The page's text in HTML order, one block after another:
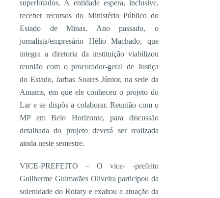
superlotados. A entidade espera, inclusive,
receber recursos do Ministério Público do
Estado de Minas. Ano passado, o
jornalista/empresário Hélio Machado, que
integra a diretoria da instituição viabilizou
reunião com o procurador-geral de Justiça
do Estado, Jarbas Soares Júnior, na sede da
Amams, em que ele conheceu o projeto do
Lar e se dispôs a colaborar. Reunião com o
MP em Belo Horizonte, para discussão
detalhada do projeto deverá ser realizada
ainda neste semestre.
VICE-PREFEITO – O vice- -prefeito
Guilherme Guimarães Oliveira participou da
solenidade do Rotary e exaltou a atuação da